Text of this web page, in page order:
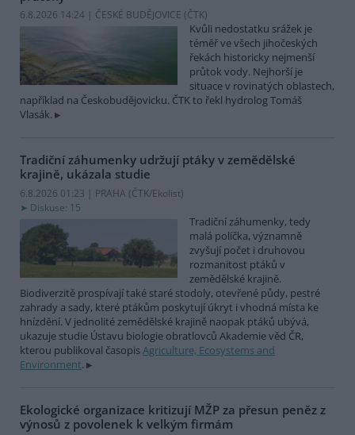
6.8.2026 14:24 | ČESKÉ BUDĚJOVICE (ČTK)
Kvůli nedostatku srážek je
téměř ve všech jihočeských
řekách historicky nejmenší
průtok vody. Nejhorší je
situace v rovinatých oblastech,
například na Českobudějovicku. ČTK to řekl hydrolog Tomáš
Vlasák.
Tradiční záhumenky udržují ptáky v zemědělské
krajině, ukázala studie
6.8.2026 01:23 | PRAHA (ČTK/Ekolist)
Diskuse: 15
Tradiční záhumenky, tedy
malá políčka, významně
zvyšují počet i druhovou
rozmanitost ptáků v
zemědělské krajině.
Biodiverzitě prospívají také staré stodoly, otevřené půdy, pestré
zahrady a sady, které ptákům poskytují úkryt i vhodná místa ke
hnízdění. V jednolité zemědělské krajině naopak ptáků ubývá,
ukazuje studie Ústavu biologie obratlovců Akademie věd ČR,
kterou publikoval časopisAgriculture, Ecosystems and
Environment.
Ekologické organizace kritizují MŽP za přesun peněz z
výnosů z povolenek k velkým firmám